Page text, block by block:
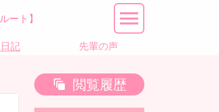
ート】
記 先輩の声
閲覧履歴